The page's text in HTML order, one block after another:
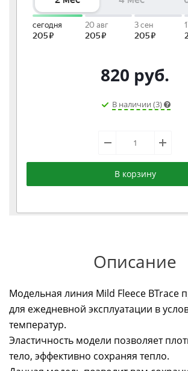
820 руб.
В наличии (3)
В корзину
Описание
Модельная линия Mild Fleece BTrace
для ежедневной эксплуатации в
температур.
Эластичность модели позволяет
тело, эффективно сохраняя тепло.